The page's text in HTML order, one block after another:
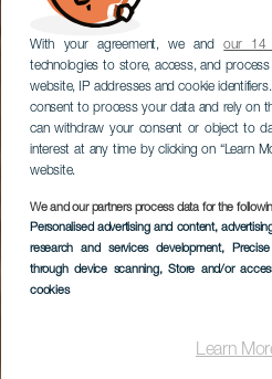
With your agreement, we andour 14
technologies to store, access, and
website, IP addresses and cookie
consent to process your data and rely on
can withdraw your consent or object to
interest at any time by clicking on “Learn
website.
We and our partners process data for the
Personalised advertising and content,
research and services development,
through device scanning, Store and/or
cookies
Learn